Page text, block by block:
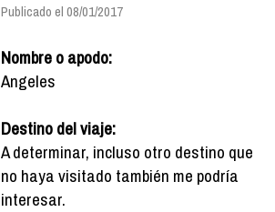
Publicado el 08/01/2017
Nombre o apodo:
Angeles
Destino del viaje:
A determinar, incluso otro destino que
no haya visitado también me podría
interesar.